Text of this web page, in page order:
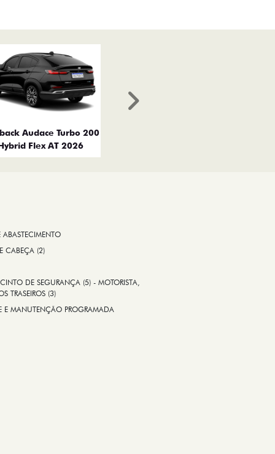
Audace Turbo 200
Flex AT 2026
Próximo
ABASTECIMENTO
CABEÇA (2)
DE SEGURANÇA (5) - MOTORISTA,
TRASEIROS (3)
E MANUTENÇÃO PROGRAMADA